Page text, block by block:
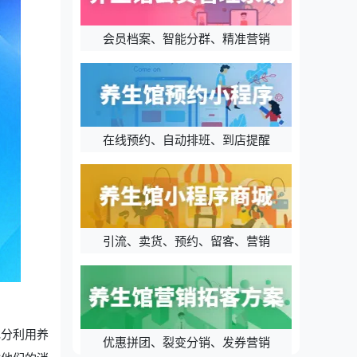
利用养
会员档案、智能分群、精准营销
在线预约、自动排班、到店提醒
引流、卖货、预约、留客、营销
优惠拼团、裂变分销、发券营销